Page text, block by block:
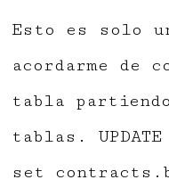
Esto es solo
acordarme de
tabla
tablas.
set